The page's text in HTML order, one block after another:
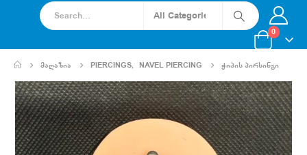
0
ᲛᲐᲦᲐᲖᲘᲐ PIERCINGS, NAVEL PIERCING ᲭᲘᲞᲘᲡ ᲞᲘᲠᲡᲘᲜᲒᲘ